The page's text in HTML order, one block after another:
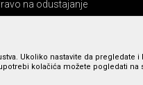
na odustajanje
Ukoliko nastavite da pregledate i
kolačića možete pogledati na